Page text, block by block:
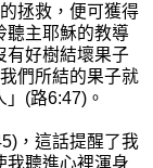
拯救，便可獲得
聽主耶穌的教導
有好樹結壞果子
們所結的果子就
(路6:47)。
，這話提醒了我
我聽進心裡渾身